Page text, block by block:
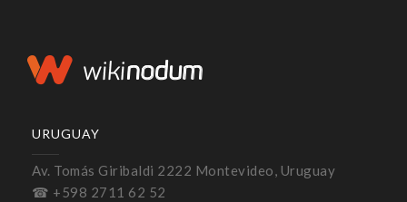
URUGUAY
Av. Tomás Giribaldi 2222 Montevideo, Uruguay
☎ +598 2711 62 52